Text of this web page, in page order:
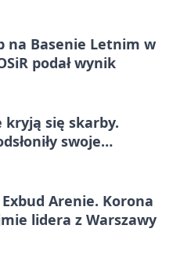
na Basenie Letnim w
podał wynik
kryją się skarby.
swoje
Arenie. Korona
lidera z Warszawy